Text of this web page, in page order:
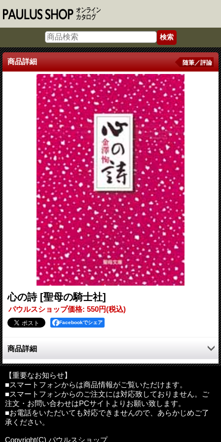
商品詳細 随筆／評論
心の詩 [聖母の騎士社]
パウルスショップ価格: 550円(税込)
Facebookでシェア
商品詳細
人間、如何に洗礼のお恵みに与り、カトリック信者として常に
心穏やかに過ごしてゆこうと思っているとしても、周囲の状況が
中々にこれを許してはくれません。世の不条理に出会い、怒りだ
したいと思う時て屡です。増してや、人一倍に血の気の多い私な
んぞはどうでにもならないのです。これ等の様子を傍らで見てい
る一部の人たちは親切気なつもりか「金澤さん、余り腹を立てな
さんな」と言ってくれます。（自序より）
【重要なお知らせ】
■スマートフォンからは商品情報がご覧いただけます。
■スマートフォンからのご注文には対応致しておりません。ご
注文・お問い合わせはPCサイトよりお願い致します。
■お電話をいただいても対応できませんので、あらかじめご了
承ください。
Copyright(C) パウルスショップ